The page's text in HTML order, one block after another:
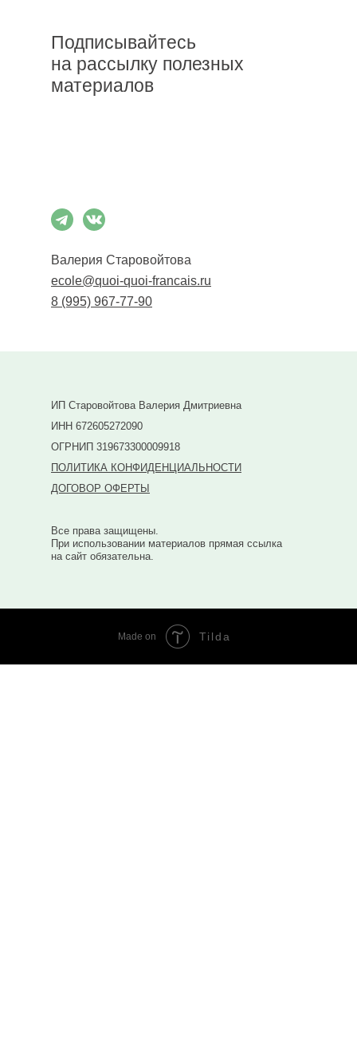
Валерия Старовойтова
ecole@quoi-quoi-francais.ru
8 (995) 967-77-90
Подписывайтесь
на рассылку полезных
материалов
ИП Старовойтова Валерия Дмитриевна
ИНН 672605272090
ОГРНИП 319673300009918
ПОЛИТИКА КОНФИДЕНЦИАЛЬНОСТИ
ДОГОВОР ОФЕРТЫ
Все права защищены.
При использовании материалов прямая ссылка
на сайт обязательна.
Made on Tilda